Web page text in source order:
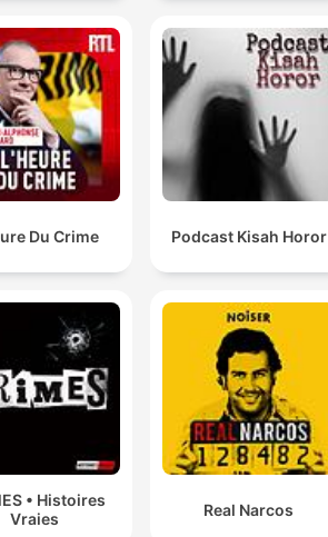
Du Crime Podcast Kisah Horor
• Histoires
Vraies
Real Narcos